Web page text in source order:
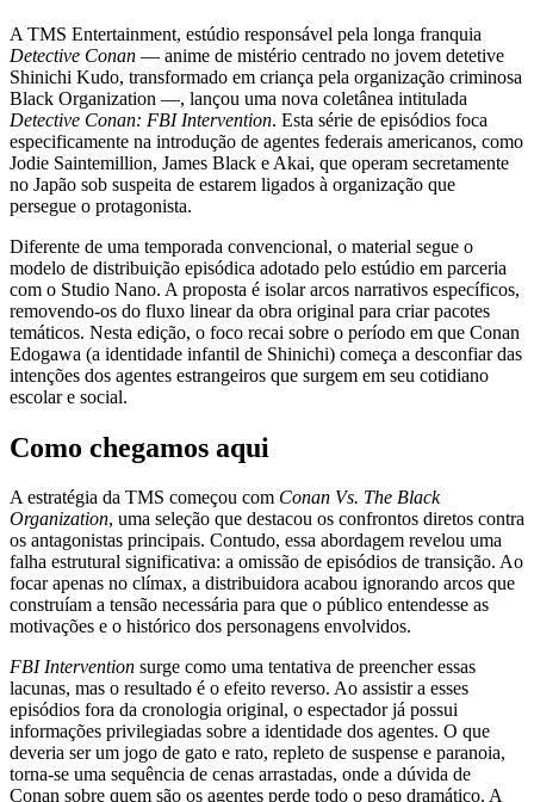
A TMS Entertainment, estúdio responsável pela longa franquia
Detective Conan — anime de mistério centrado no jovem detetive
Shinichi Kudo, transformado em criança pela organização criminosa
Black Organization —, lançou uma nova coletânea intitulada
Detective Conan: FBI Intervention. Esta série de episódios foca
especificamente na introdução de agentes federais americanos, como
Jodie Saintemillion, James Black e Akai, que operam secretamente
no Japão sob suspeita de estarem ligados à organização que
persegue o protagonista.
Diferente de uma temporada convencional, o material segue o
modelo de distribuição episódica adotado pelo estúdio em parceria
com o Studio Nano. A proposta é isolar arcos narrativos específicos,
removendo-os do fluxo linear da obra original para criar pacotes
temáticos. Nesta edição, o foco recai sobre o período em que Conan
Edogawa (a identidade infantil de Shinichi) começa a desconfiar das
intenções dos agentes estrangeiros que surgem em seu cotidiano
escolar e social.
Como chegamos aqui
A estratégia da TMS começou com Conan Vs. The Black
Organization, uma seleção que destacou os confrontos diretos contra
os antagonistas principais. Contudo, essa abordagem revelou uma
falha estrutural significativa: a omissão de episódios de transição. Ao
focar apenas no clímax, a distribuidora acabou ignorando arcos que
construíam a tensão necessária para que o público entendesse as
motivações e o histórico dos personagens envolvidos.
FBI Intervention surge como uma tentativa de preencher essas
lacunas, mas o resultado é o efeito reverso. Ao assistir a esses
episódios fora da cronologia original, o espectador já possui
informações privilegiadas sobre a identidade dos agentes. O que
deveria ser um jogo de gato e rato, repleto de suspense e paranoia,
torna-se uma sequência de cenas arrastadas, onde a dúvida de
Conan sobre quem são os agentes perde todo o peso dramático. A